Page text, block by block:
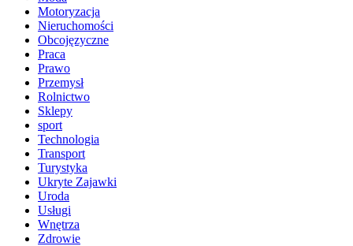
Motoryzacja
Nieruchomości
Obcojęzyczne
Praca
Prawo
Przemysł
Rolnictwo
Sklepy
sport
Technologia
Transport
Turystyka
Ukryte Zajawki
Uroda
Usługi
Wnętrza
Zdrowie